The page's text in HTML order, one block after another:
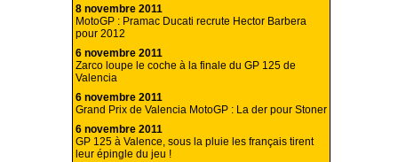
8 novembre 2011
MotoGP : Pramac Ducati recrute Hector Barbera
pour 2012
6 novembre 2011
Zarco loupe le coche à la finale du GP 125 de
Valencia
6 novembre 2011
Grand Prix de Valencia MotoGP : La der pour Stoner
6 novembre 2011
GP 125 à Valence, sous la pluie les français tirent
leur épingle du jeu !